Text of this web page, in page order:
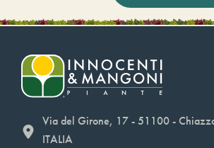
Via del Girone, 17 - 51100 -
ITALIA